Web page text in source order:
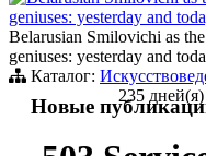
geniuses: yesterday and
Belarusian Smilovichi as
geniuses: yesterday and
Каталог:
235 дней(я)
Новые